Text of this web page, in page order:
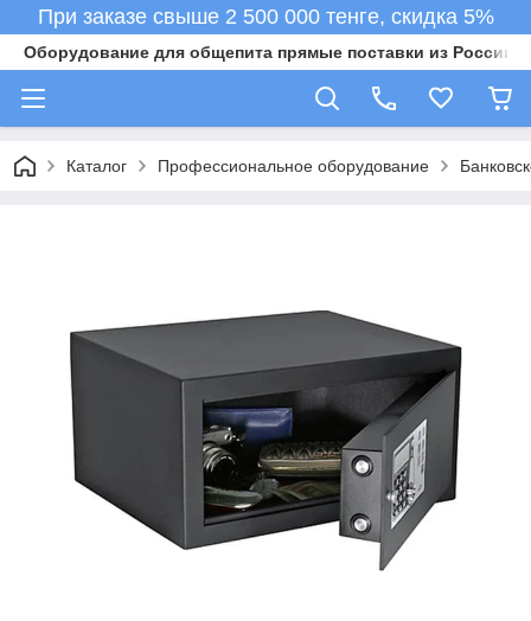
При заказе свыше 2 500 000 тенге, скидка 5%
Оборудование для общепита прямые поставки из России в
Каталог Профессиональное оборудование